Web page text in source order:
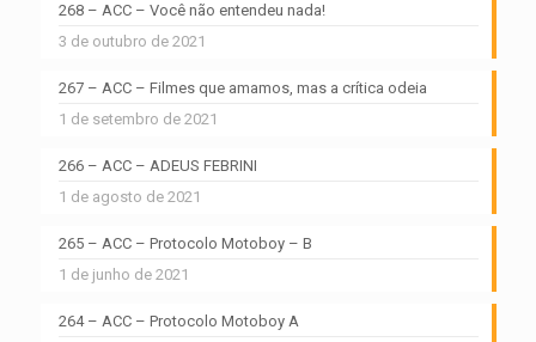
268 – ACC – Você não entendeu nada!
3 de outubro de 2021
267 – ACC – Filmes que amamos, mas a crítica odeia
1 de setembro de 2021
266 – ACC – ADEUS FEBRINI
1 de agosto de 2021
265 – ACC – Protocolo Motoboy – B
1 de junho de 2021
264 – ACC – Protocolo Motoboy A